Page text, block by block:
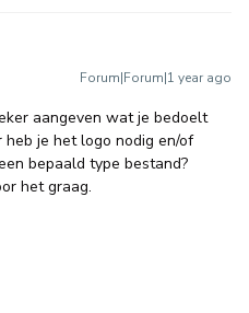
Forum|Forum|1 year ago
aangeven wat je bedoelt
je het logo nodig en/of
bepaald type bestand?
het graag.